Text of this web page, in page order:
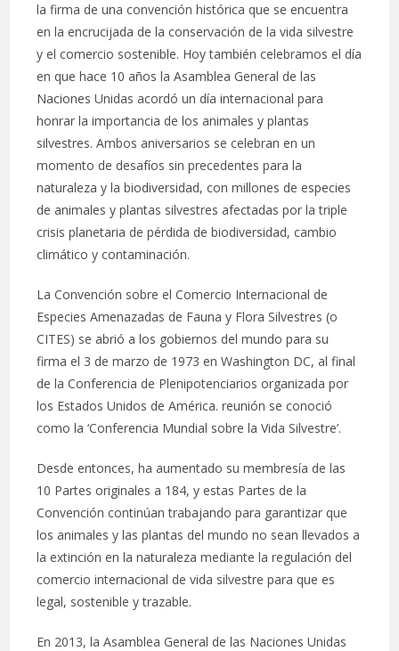
la firma de una convención histórica que se encuentra
en la encrucijada de la conservación de la vida silvestre
y el comercio sostenible. Hoy también celebramos el día
en que hace 10 años la Asamblea General de las
Naciones Unidas acordó un día internacional para
honrar la importancia de los animales y plantas
silvestres. Ambos aniversarios se celebran en un
momento de desafíos sin precedentes para la
naturaleza y la biodiversidad, con millones de especies
de animales y plantas silvestres afectadas por la triple
crisis planetaria de pérdida de biodiversidad, cambio
climático y contaminación.
La Convención sobre el Comercio Internacional de
Especies Amenazadas de Fauna y Flora Silvestres (o
CITES) se abrió a los gobiernos del mundo para su
firma el 3 de marzo de 1973 en Washington DC, al final
de la Conferencia de Plenipotenciarios organizada por
los Estados Unidos de América. reunión se conoció
como la ‘Conferencia Mundial sobre la Vida Silvestre’.
Desde entonces, ha aumentado su membresía de las
10 Partes originales a 184, y estas Partes de la
Convención continúan trabajando para garantizar que
los animales y las plantas del mundo no sean llevados a
la extinción en la naturaleza mediante la regulación del
comercio internacional de vida silvestre para que es
legal, sostenible y trazable.
En 2013, la Asamblea General de las Naciones Unidas